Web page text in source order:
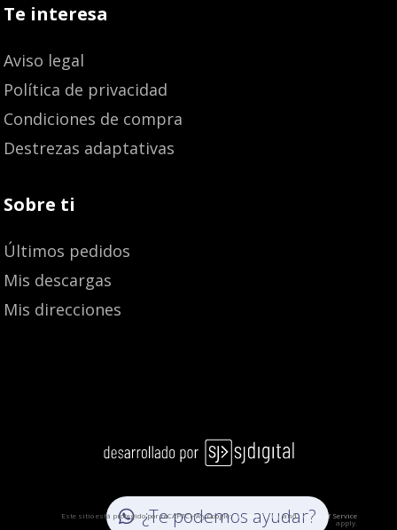
Añadir al carrito
Te interesa
Aviso legal
Política de privacidad
Condiciones de compra
Destrezas adaptativas
Sobre ti
Últimos pedidos
Mis descargas
Mis direcciones
¿Te podemos ayudar?
Este sitio está protegido por reCAPTCHA y Google:Privacy Policy andTerms of Service
apply.